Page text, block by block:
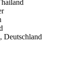
Deutschland